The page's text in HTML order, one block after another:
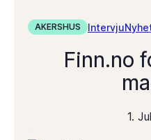
AKERSHUS Intervju
Finn.no
1.